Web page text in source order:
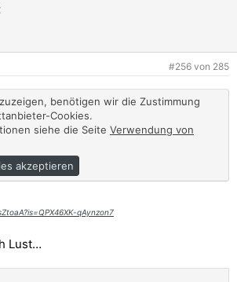
#256 von 285
benötigen wir die Zustimmung
Cookies.
siehe die Seite Verwendung von
akzeptieren
qAynzon7
Lust…